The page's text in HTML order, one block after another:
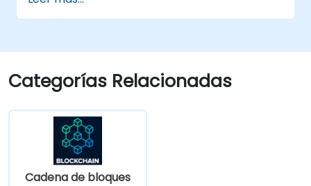
Categorías Relacionadas
Cadena de bloques